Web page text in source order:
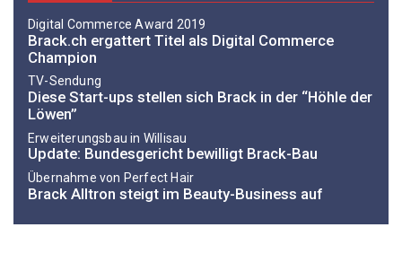
Digital Commerce Award 2019
Brack.ch ergattert Titel als Digital Commerce
Champion
TV-Sendung
Diese Start-ups stellen sich Brack in der “Höhle der
Löwen”
Erweiterungsbau in Willisau
Update: Bundesgericht bewilligt Brack-Bau
Übernahme von Perfect Hair
Brack Alltron steigt im Beauty-Business auf